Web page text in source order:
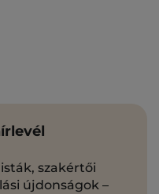
szakértői
újdonságok –